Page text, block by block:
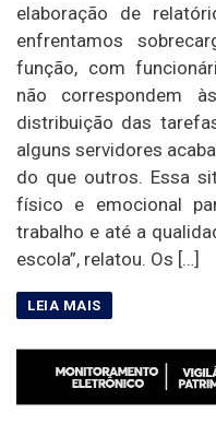
elaboração de
enfrentamos
função, com
não correspondem
distribuição das
alguns servidores
do que outros. Essa
físico e emocional
trabalho e até a
escola”, relatou. Os […]